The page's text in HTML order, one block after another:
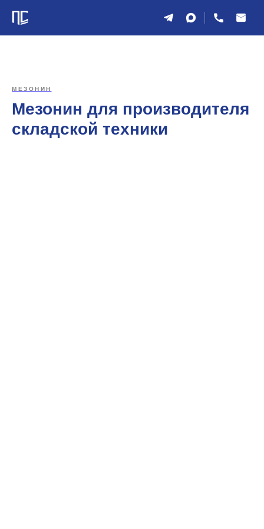
МЕЗОНИН
Мезонин для производителя
складской техники